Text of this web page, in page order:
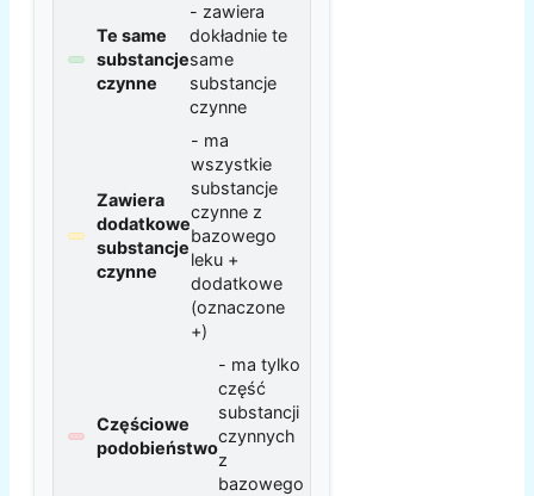
Te same
substancje
czynne
- zawiera
dokładnie te
same
substancje
czynne
Zawiera
dodatkowe
substancje
czynne
- ma
wszystkie
substancje
czynne z
bazowego
leku +
dodatkowe
(oznaczone
+)
Częściowe
podobieństwo
- ma tylko
część
substancji
czynnych
z
bazowego